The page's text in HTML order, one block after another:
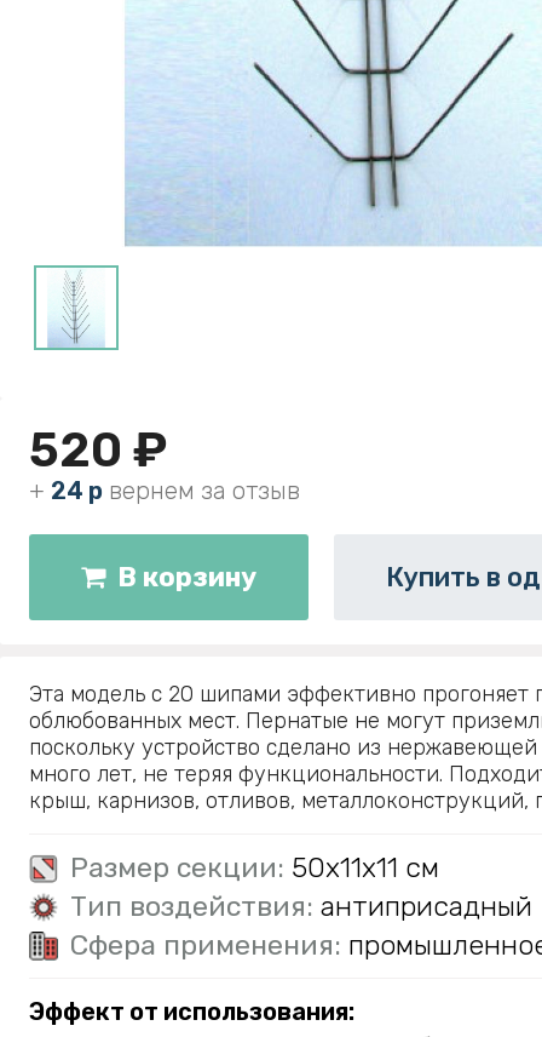
520 ₽
+ 24 р вернем за отзыв
В корзину Купить в
Эта модель с 20 шипами эффективно прогоняет
облюбованных мест. Пернатые не могут
поскольку устройство сделано из
много лет, не теряя функциональности.
крыш, карнизов, отливов, металлоконструкций,
Размер секции: 50х11х11 см
Тип воздействия: антиприсадный
Сфера применения:
Эффект от использования: